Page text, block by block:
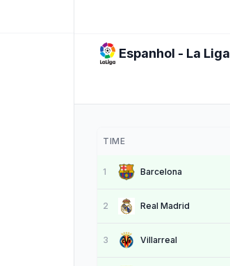
Espanhol - La Liga
TIME
1 Barcelona
2 Real Madrid
3 Villarreal